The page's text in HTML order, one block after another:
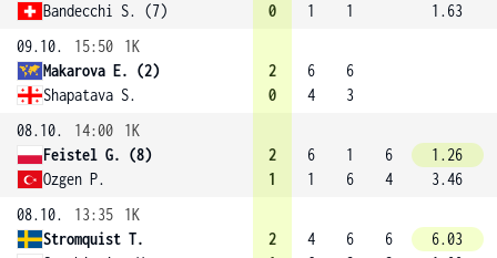
Bandecchi S. (7)
0
1
1
1.63
09.10.
15:50
1K
Makarova E. (2)
Shapatava S.
2
0
6
4
6
3
08.10.
14:00
1K
Feistel G. (8)
Ozgen P.
2
1
6
1
1
6
6
4
1.26
3.46
08.10.
13:35
1K
Stromquist T.
2
4
6
6
6.03